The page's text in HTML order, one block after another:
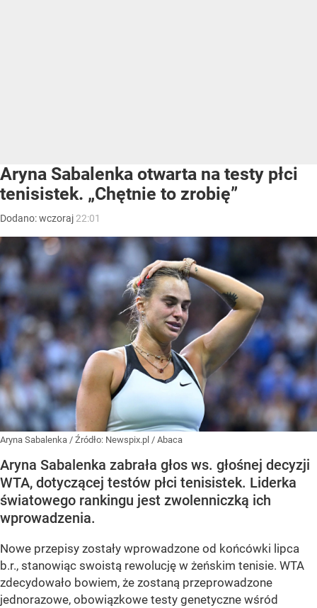
Aryna Sabalenka otwarta na testy płci
tenisistek. „Chętnie to zrobię”
Dodano:wczoraj 22:01
Aryna Sabalenka / Źródło: Newspix.pl / Abaca
Aryna Sabalenka zabrała głos ws. głośnej decyzji
WTA, dotyczącej testów płci tenisistek. Liderka
światowego rankingu jest zwolenniczką ich
wprowadzenia.
Nowe przepisy zostały wprowadzone od końcówki lipca
b.r., stanowiąc swoistą rewolucję w żeńskim tenisie. WTA
zdecydowało bowiem, że zostaną przeprowadzone
jednorazowe, obowiązkowe testy genetyczne wśród